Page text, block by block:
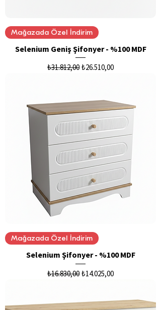
Mağazada Özel İndirim
Selenium Geniş Şifonyer - %100 MDF
Normal Fiyat
₺31.812,00 İndirimli Fiyat
₺26.510,00
Mağazada Özel İndirim
Selenium Şifonyer - %100 MDF
Normal Fiyat
₺16.830,00 İndirimli Fiyat
₺14.025,00